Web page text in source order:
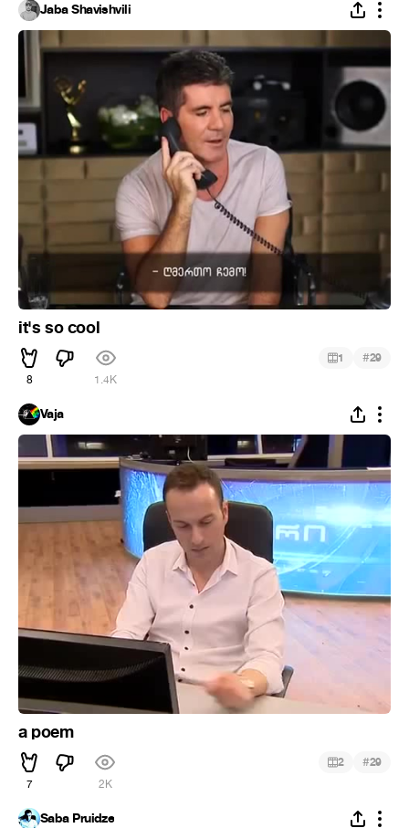
Jaba Shavishvili
it's so cool
8 1.4K
1 #29
Vaja
a poem
7 2K
2 #29
Saba Pruidze